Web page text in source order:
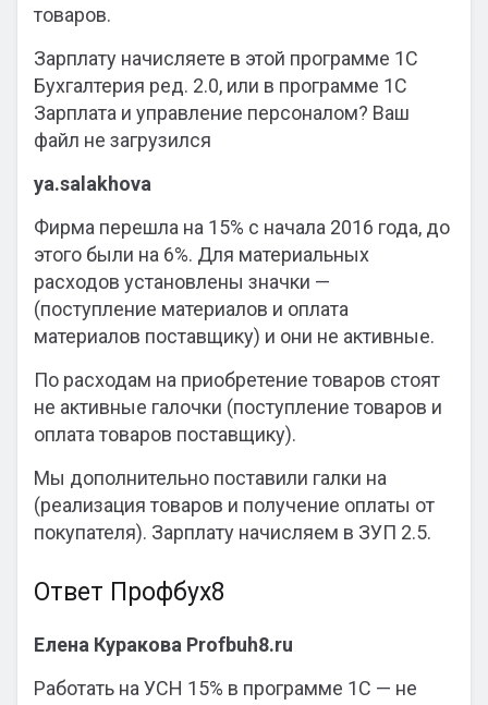
товаров.
Зарплату начисляете в этой программе 1С
Бухгалтерия ред. 2.0, или в программе 1С
Зарплата и управление персоналом? Ваш
файл не загрузился
ya.salakhova
Фирма перешла на 15% с начала 2016 года, до
этого были на 6%. Для материальных
расходов установлены значки —
(поступление материалов и оплата
материалов поставщику) и они не активные.
По расходам на приобретение товаров стоят
не активные галочки (поступление товаров и
оплата товаров поставщику).
Мы дополнительно поставили галки на
(реализация товаров и получение оплаты от
покупателя). Зарплату начисляем в ЗУП 2.5.
Ответ Профбух8
Елена Куракова Profbuh8.ru
Работать на УСН 15% в программе 1С — не